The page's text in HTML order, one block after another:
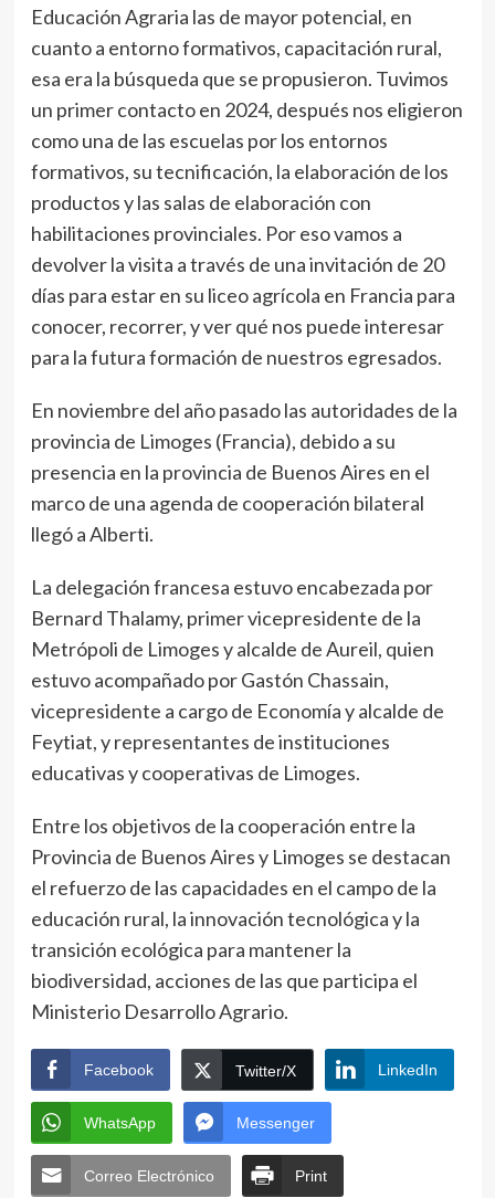
Educación Agraria las de mayor potencial, en
cuanto a entorno formativos, capacitación rural,
esa era la búsqueda que se propusieron. Tuvimos
un primer contacto en 2024, después nos eligieron
como una de las escuelas por los entornos
formativos, su tecnificación, la elaboración de los
productos y las salas de elaboración con
habilitaciones provinciales. Por eso vamos a
devolver la visita a través de una invitación de 20
días para estar en su liceo agrícola en Francia para
conocer, recorrer, y ver qué nos puede interesar
para la futura formación de nuestros egresados.
En noviembre del año pasado las autoridades de la
provincia de Limoges (Francia), debido a su
presencia en la provincia de Buenos Aires en el
marco de una agenda de cooperación bilateral
llegó a Alberti.
La delegación francesa estuvo encabezada por
Bernard Thalamy, primer vicepresidente de la
Metrópoli de Limoges y alcalde de Aureil, quien
estuvo acompañado por Gastón Chassain,
vicepresidente a cargo de Economía y alcalde de
Feytiat, y representantes de instituciones
educativas y cooperativas de Limoges.
Entre los objetivos de la cooperación entre la
Provincia de Buenos Aires y Limoges se destacan
el refuerzo de las capacidades en el campo de la
educación rural, la innovación tecnológica y la
transición ecológica para mantener la
biodiversidad, acciones de las que participa el
Ministerio Desarrollo Agrario.
Facebook Twitter/X LinkedIn
WhatsApp Messenger
Correo Electrónico Print